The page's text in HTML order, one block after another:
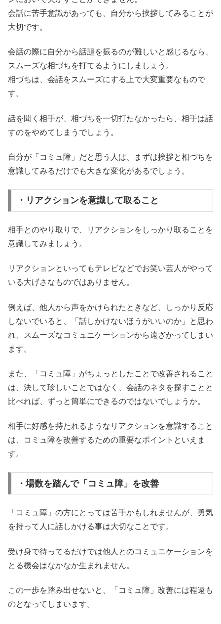
会話に苦手意識があっても、自分から挨拶してみることが
大切です。
会話の際に自分から話題を振るのが難しいと感じるなら、
スムーズな相づちを打てるようにしましょう。
相づちは、会話をスムーズにする上で大変重要なもので
す。
話を聞く相手が、相づちを一切打たなかったら、相手は話
すのをやめてしまうでしょう。
自分が「コミュ障」だと思う人は、まずは挨拶と相づちを
意識してみるだけでも大きな変化があるでしょう。
・リアクションを意識して取ること
相手とのやり取りで、リアクションをしっかり取ることを
意識してみましょう。
リアクションといってもテレビなどでお笑い芸人がやって
いる大げさなものではありません。
例えば、他人から声をかけられたときなど、しっかり反応
しないでいると、「話しかけないほうがいいのか」と思わ
れ、スムーズなコミュニケーションから遠ざかってしまい
ます。
また、「コミュ障」がちょっとしたことで改善されること
は、決して珍しいことではなく、会話のネタを探すことと
比べれば、ずっと簡単にできるのではないでしょうか。
相手に好感を持たれるようなリアクションを意識すること
は、コミュ障を改善するための重要なポイントといえま
す。
・場数を踏んで「コミュ障」を改善
「コミュ障」の方にとっては苦手かもしれませんが、勇気
を持って人に話しかける事は大切なことです。
受け身で待ってるだけでは他人とのコミュニケーションを
とる機会はなかなか生まれません。
この一歩を踏み出せないと、「コミュ障」改善には程遠も
のとなってしまいます。